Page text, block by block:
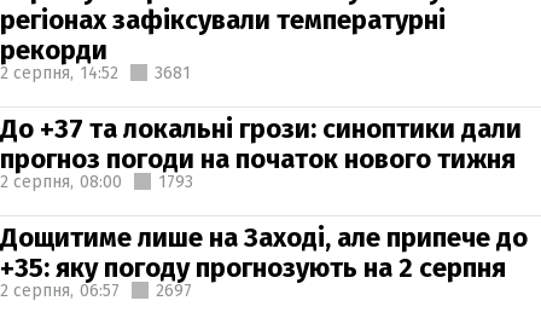
регіонах зафіксували температурні
рекорди
2 серпня, 14:52 3681
До +37 та локальні грози: синоптики дали
прогноз погоди на початок нового тижня
2 серпня, 08:00 1793
Дощитиме лише на Заході, але припече до
+35: яку погоду прогнозують на 2 серпня
2 серпня, 06:57 2697